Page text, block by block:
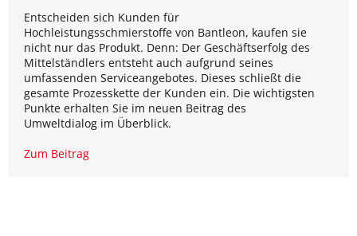
Entscheiden sich Kunden für
Hochleistungsschmierstoffe von Bantleon, kaufen sie
nicht nur das Produkt. Denn: Der Geschäftserfolg des
Mittelständlers entsteht auch aufgrund seines
umfassenden Serviceangebotes. Dieses schließt die
gesamte Prozesskette der Kunden ein. Die wichtigsten
Punkte erhalten Sie im neuen Beitrag des
Umweltdialog im Überblick.
Zum Beitrag